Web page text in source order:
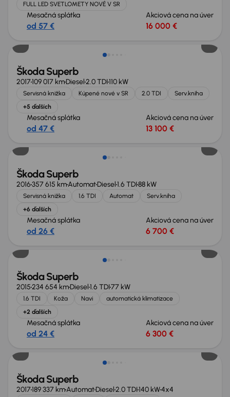
FULL LED SVETLOMETY NOVÉ V SR
Mesačná splátka
od 57 €
Akciová cena na úver
16 000 €
Zlacnené o 1 400 €
Škoda Superb
2017109 017 kmDiesel2.0 TDI110 kW
Servisná knižka Kúpené nové v SR 2.0 TDI
Serv.kniha
+5 ďalších
Mesačná splátka
od 47 €
Akciová cena na úver
13 100 €
Zlacnené o 1 000 €
Škoda Superb
2016357 615 kmAutomatDiesel1.6 TDI88 kW
Servisná knižka 1.6 TDI Automat
Serv.kniha
+6 ďalších
Mesačná splátka
od 26 €
Akciová cena na úver
6 700 €
Zlacnené o 400 €
Škoda Superb
2015234 654 kmDiesel1.6 TDI77 kW
1.6 TDI Koža Navi
automatická klimatizace
+2 ďalších
Mesačná splátka
od 24 €
Akciová cena na úver
6 300 €
Zlacnené o 800 €
Škoda Superb
2017189 337 kmAutomatDiesel2.0 TDI140 kW4x4